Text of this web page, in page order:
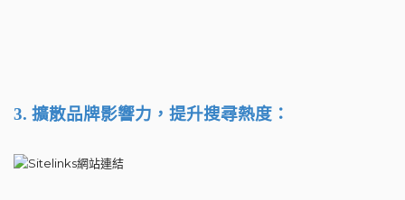
3. 擴散品牌影響力，提升搜尋熱度：